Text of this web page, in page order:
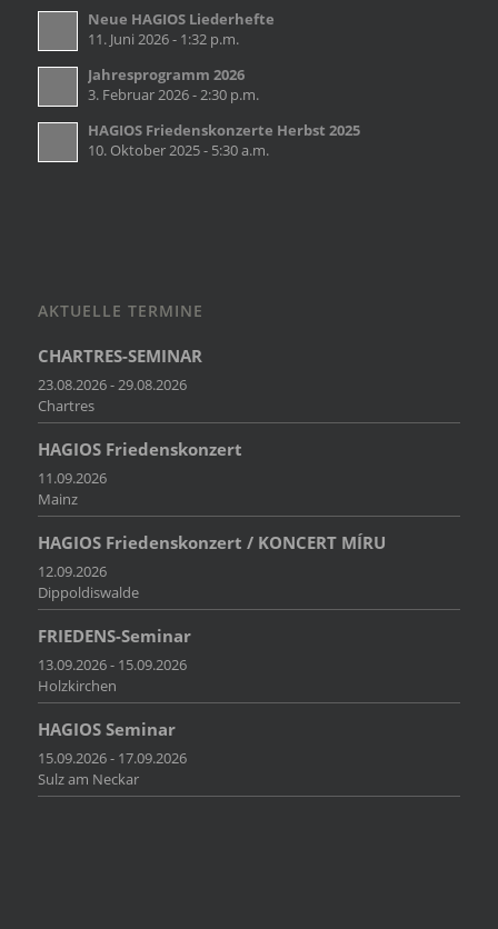
Neue HAGIOS Liederhefte
11. Juni 2026 - 1:32 p.m.
Jahresprogramm 2026
3. Februar 2026 - 2:30 p.m.
HAGIOS Friedenskonzerte Herbst 2025
10. Oktober 2025 - 5:30 a.m.
AKTUELLE TERMINE
CHARTRES-SEMINAR
23.08.2026 - 29.08.2026
Chartres
HAGIOS Friedenskonzert
11.09.2026
Mainz
HAGIOS Friedenskonzert / KONCERT MÍRU
12.09.2026
Dippoldiswalde
FRIEDENS-Seminar
13.09.2026 - 15.09.2026
Holzkirchen
HAGIOS Seminar
15.09.2026 - 17.09.2026
Sulz am Neckar